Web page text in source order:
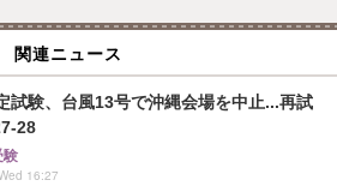
関連ニュース
試験、台風13号で沖縄会場を中止...再試
28
験
16:27